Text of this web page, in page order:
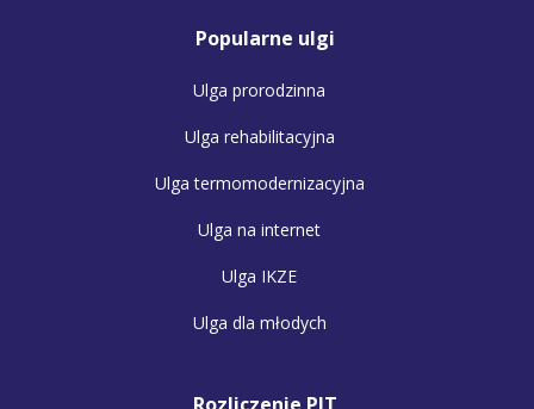
Popularne ulgi
Ulga prorodzinna
Ulga rehabilitacyjna
Ulga termomodernizacyjna
Ulga na internet
Ulga IKZE
Ulga dla młodych